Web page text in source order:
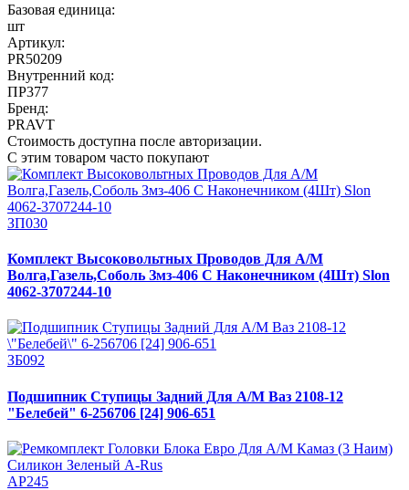
Базовая единица:
шт
Артикул:
PR50209
Внутренний код:
ПР377
Бренд:
PRAVT
Стоимость доступна после авторизации.
С этим товаром часто покупают
ЗП030
Комплект Высоковольтных Проводов Для А/М
Волга,Газель,Соболь Змз-406 С Наконечником (4Шт) Slon
4062-3707244-10
ЗБ092
Подшипник Ступицы Задний Для А/М Ваз 2108-12
"Белебей" 6-256706 [24] 906-651
АР245